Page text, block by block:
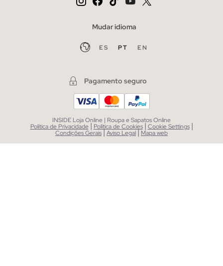
Mudar idioma
ES PT EN
Pagamento seguro
INSIDE Loja Online | Roupa e Sapatos Online
Política de Privacidade | Política de Cookies | Cookie Settings |
Condições Gerais|Aviso Legal| Mapa web